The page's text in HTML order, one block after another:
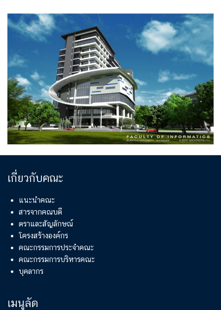
เกี่ยวกับคณะ
แนะนำคณะ
สารจากคณบดี
ตราและสัญลักษณ์
โครงสร้างองค์กร
คณะกรรมการประจำคณะ
คณะกรรมการบริหารคณะ
บุคลากร
เมนูลัด